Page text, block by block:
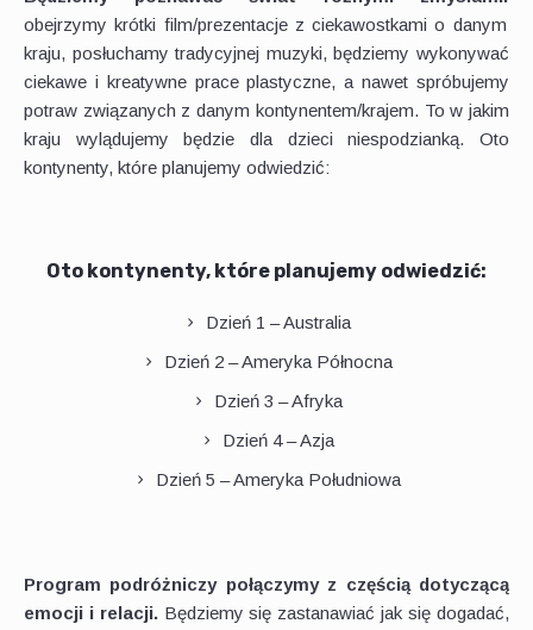
obejrzymy krótki film/prezentacje z ciekawostkami o danym
kraju, posłuchamy tradycyjnej muzyki, będziemy wykonywać
ciekawe i kreatywne prace plastyczne, a nawet spróbujemy
potraw związanych z danym kontynentem/krajem. To w jakim
kraju wylądujemy będzie dla dzieci niespodzianką. Oto
kontynenty, które planujemy odwiedzić:
Oto kontynenty, które planujemy odwiedzić:
Dzień 1 – Australia
Dzień 2 – Ameryka Północna
Dzień 3 – Afryka
Dzień 4 – Azja
Dzień 5 – Ameryka Południowa
Program podróżniczy połączymy z częścią dotyczącą
emocji i relacji. Będziemy się zastanawiać jak się dogadać,